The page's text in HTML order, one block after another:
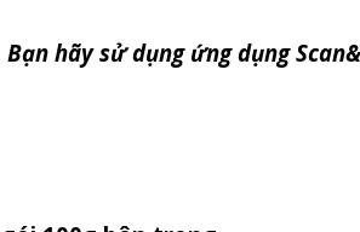
hãy sử dụng ứng dụng